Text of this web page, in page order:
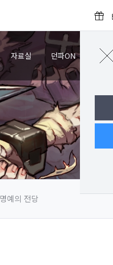
자료실 던파ON 로그인
명예의 전당